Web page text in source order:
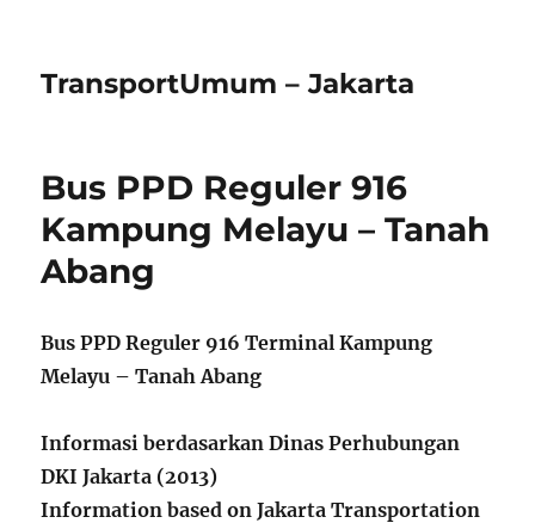
TransportUmum – Jakarta
Bus PPD Reguler 916
Kampung Melayu – Tanah
Abang
Bus PPD Reguler 916 Terminal Kampung
Melayu – Tanah Abang
Informasi berdasarkan Dinas Perhubungan
DKI Jakarta (2013)
Information based on Jakarta Transportation